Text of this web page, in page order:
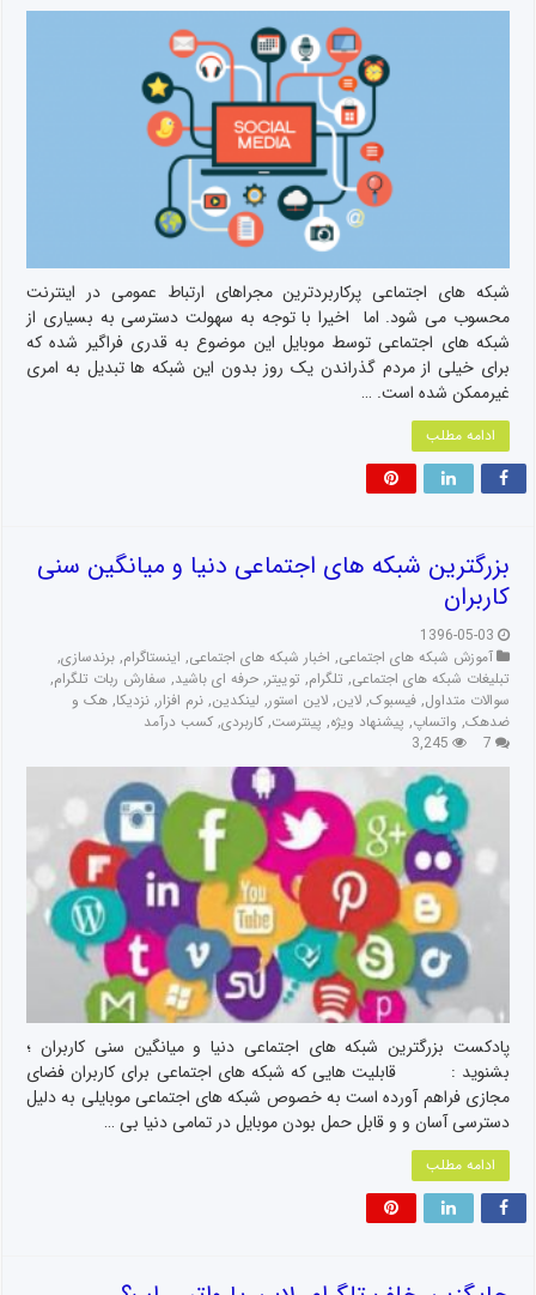
شبکه های اجتماعی پرکاربردترین مجراهای ارتباط عمومی در اینترنت
محسوب می شود. اما اخیرا با توجه به سهولت دسترسی به بسیاری از
شبکه های اجتماعی توسط موبایل این موضوع به قدری فراگیر شده که
برای خیلی از مردم گذراندن یک روز بدون این شبکه ها تبدیل به امری
غیرممکن شده است. …
ادامه مطلب
بزرگترین شبکه های اجتماعی دنیا و میانگین سنی
کاربران
1396-05-03
آموزش شبکه های اجتماعی, اخبار شبکه های اجتماعی, اینستاگرام, برندسازی,
تبلیغات شبکه های اجتماعی, تلگرام, توییتر, حرفه ای باشید, سفارش ربات تلگرام,
سوالات متداول, فیسبوک, لاین, لاین استور, لینکدین, نرم افزار, نزدیکا, هک و
ضدهک, واتساپ, پیشنهاد ویژه, پینترست, کاربردی, کسب درآمد
7
3,245
پادکست بزرگترین شبکه های اجتماعی دنیا و میانگین سنی کاربران ؛
بشنوید : قابلیت هایی که شبکه های اجتماعی برای کاربران فضای
مجازی فراهم آورده است به خصوص شبکه های اجتماعی موبایلی به دلیل
دسترسی آسان و و قابل حمل بودن موبایل در تمامی دنیا بی …
ادامه مطلب